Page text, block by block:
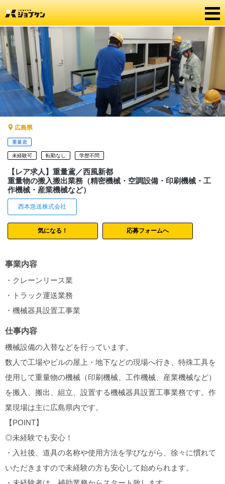
広島県
重量鳶
未経験可 転勤なし 学歴不問
【レア求人】重量鳶／西風新都
重量物の搬入搬出業務（精密機械・空調設備・印刷機械・工
作機械・産業機械など）
西本急送株式会社
気になる！ 応募フォームへ
事業内容
・クレーンリース業
・トラック運送業務
・機械器具設置工事業
仕事内容
機械設備の入替などを行っています。
数人で工場やビルの屋上・地下などの現場へ行き、特殊工具を
使用して重量物の機械（印刷機械、工作機械、産業機械など）
を搬入、搬出、組立、設置する機械器具設置工事業務です。作
業現場は主に広島県内です。
【POINT】
◎未経験でも安心！
・入社後、道具の名称や使用方法を学びながら、徐々に慣れて
いただきますので未経験の方も安心して始められます。